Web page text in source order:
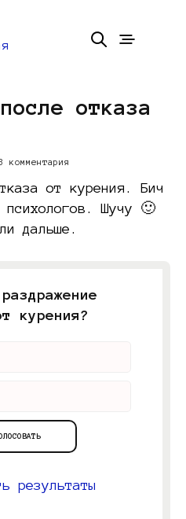
отказа
комментария
от курения. Бич
психологов. Шучу 🙂
дальше.
курения?
результаты